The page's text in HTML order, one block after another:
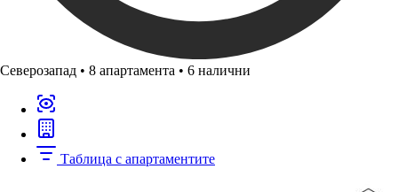
Северозапад • 8 апартамента • 6 налични
Таблица с апартаментите